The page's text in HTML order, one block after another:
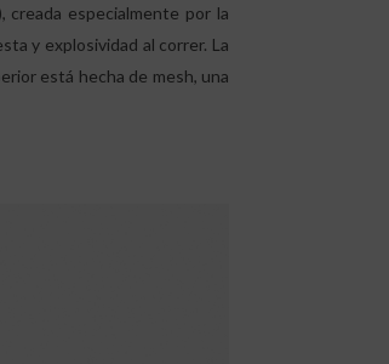
creada especialmente por la
y explosividad al correr. La
está hecha de mesh, una